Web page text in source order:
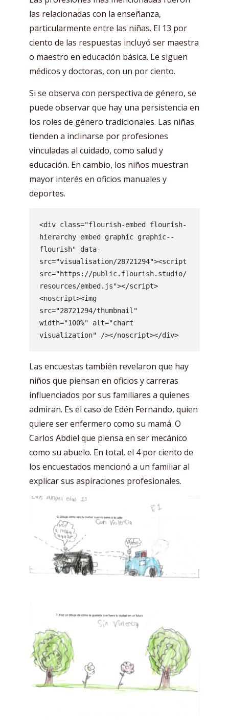
las relacionadas con la enseñanza,
particularmente entre las niñas. El 13 por
ciento de las respuestas incluyó ser maestra
o maestro en educación básica. Le siguen
médicos y doctoras, con un por ciento.
Si se observa con perspectiva de género, se
puede observar que hay una persistencia en
los roles de género tradicionales. Las niñas
tienden a inclinarse por profesiones
vinculadas al cuidado, como salud y
educación. En cambio, los niños muestran
mayor interés en oficios manuales y
deportes.
<div class="flourish-embed flourish-
hierarchy embed graphic graphic--
flourish" data-
src="visualisation/28721294"><script
src="https://public.flourish.studio/
resources/embed.js"></script>
<noscript><img
src="28721294/thumbnail"
width="100%" alt="chart
visualization" /></noscript></div>
Las encuestas también revelaron que hay
niños que piensan en oficios y carreras
influenciados por sus familiares a quienes
admiran. Es el caso de Edén Fernando, quien
quiere ser enfermero como su mamá. O
Carlos Abdiel que piensa en ser mecánico
como su abuelo. En total, el 4 por ciento de
los encuestados mencionó a un familiar al
explicar sus aspiraciones profesionales.